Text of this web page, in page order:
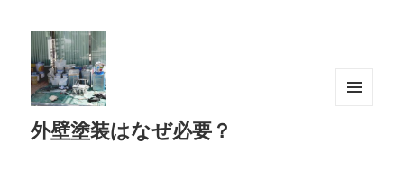
外壁塗装はなぜ必要？